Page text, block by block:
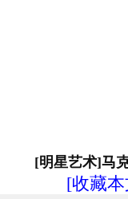
[明星艺术]马
[收藏